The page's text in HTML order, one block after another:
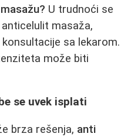
U trudnoći se
masaža,
sa lekarom.
može biti
se uvek isplati
brza rešenja, anti